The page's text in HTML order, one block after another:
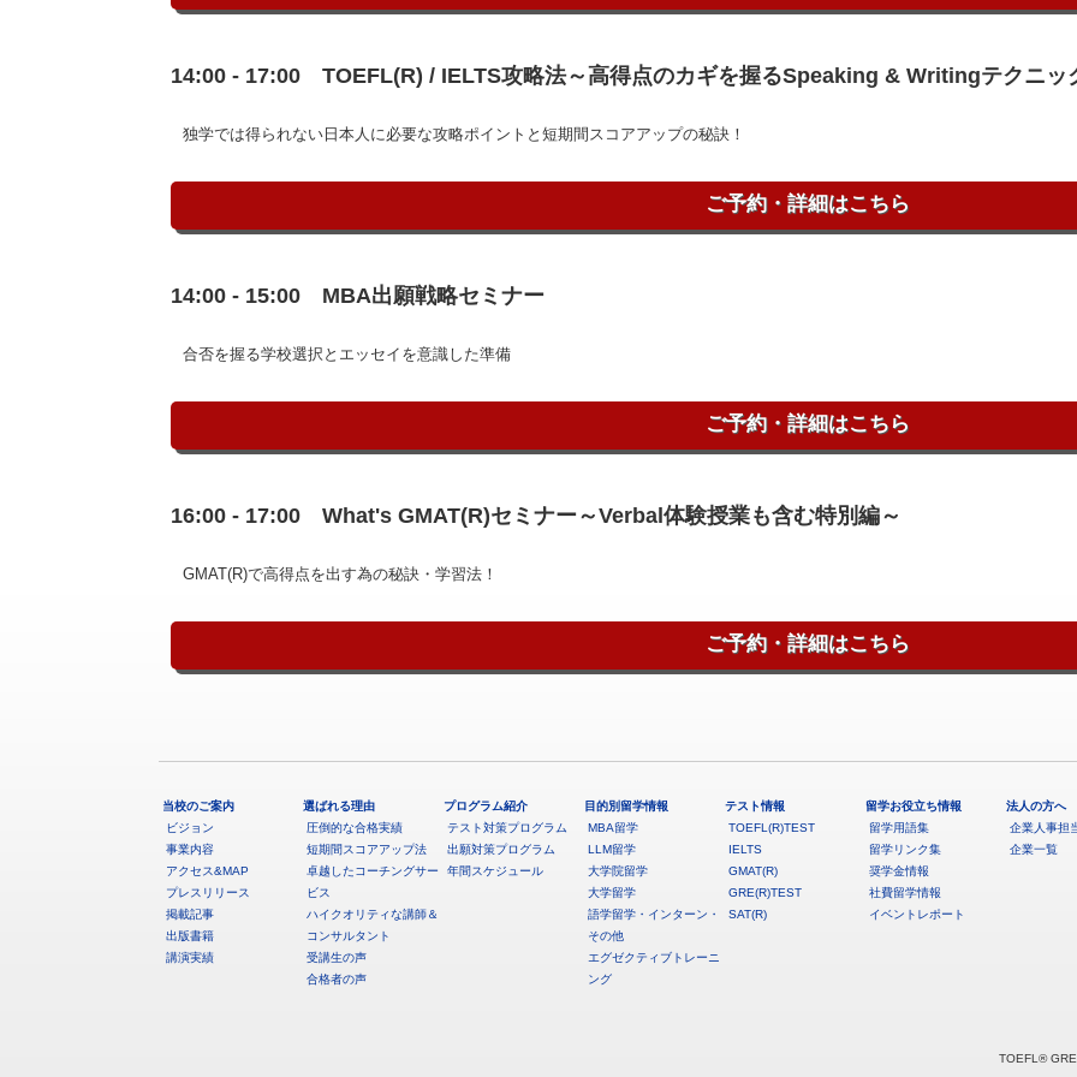
14:00 - 17:00 TOEFL(R) / IELTS攻略法～高得点のカギを握るSpeaking & Writingテクニッ
独学では得られない日本人に必要な攻略ポイントと短期間スコアアップの秘訣！
ご予約・詳細はこちら
14:00 - 15:00 MBA出願戦略セミナー
合否を握る学校選択とエッセイを意識した準備
ご予約・詳細はこちら
16:00 - 17:00 What's GMAT(R)セミナー～Verbal体験授業も含む特別編～
GMAT(R)で高得点を出す為の秘訣・学習法！
ご予約・詳細はこちら
当校のご案内
ビジョン
事業内容
アクセス&MAP
プレスリリース
掲載記事
出版書籍
講演実績
選ばれる理由
圧倒的な合格実績
短期間スコアアップ法
卓越したコーチングサー
ビス
ハイクオリティな講師＆
コンサルタント
受講生の声
合格者の声
プログラム紹介
テスト対策プログラム
出願対策プログラム
年間スケジュール
目的別留学情報
MBA留学
LLM留学
大学院留学
大学留学
語学留学・インターン・
その他
エグゼクティブトレーニ
ング
テスト情報
TOEFL(R)TEST
IELTS
GMAT(R)
GRE(R)TEST
SAT(R)
留学お役立ち情報
留学用語集
留学リンク集
奨学金情報
社費留学情報
イベントレポート
法人の方へ
企業人事担
企業一覧
TOEFL®